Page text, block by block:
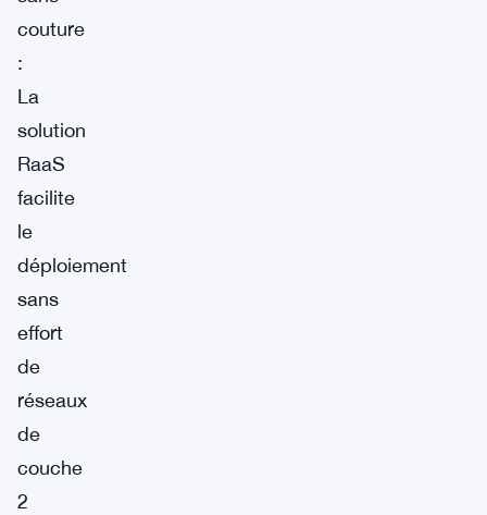
couture
:
La
solution
RaaS
facilite
le
déploiement
sans
effort
de
réseaux
de
couche
2